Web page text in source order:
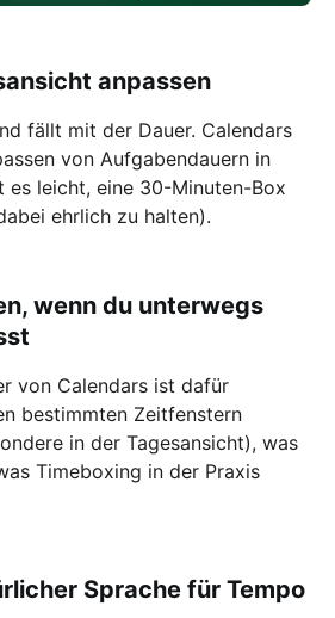
anpassen
fällt mit der Dauer. Calendars
von Aufgabendauern in
es leicht, eine 30-Minuten-Box
ehrlich zu halten).
wenn du unterwegs
von Calendars ist dafür
bestimmten Zeitfenstern
in der Tagesansicht), was
Timeboxing in der Praxis
Sprache für Tempo